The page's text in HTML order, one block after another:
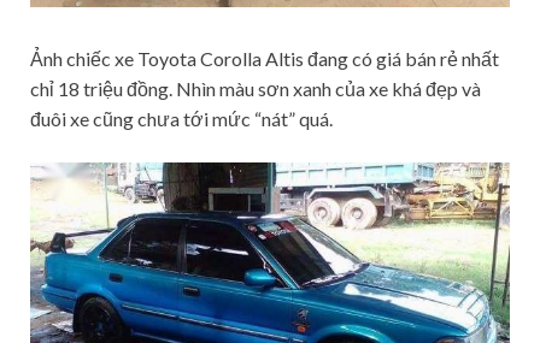
Ảnh chiếc xe Toyota Corolla Altis đang có giá bán rẻ nhất
chỉ 18 triệu đồng. Nhìn màu sơn xanh của xe khá đẹp và
đuôi xe cũng chưa tới mức “nát” quá.